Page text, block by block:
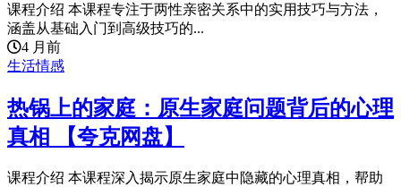
课程介绍 本课程专注于两性亲密关系中的实用技巧与方法，
涵盖从基础入门到高级技巧的...
4 月前
生活情感
热锅上的家庭：原生家庭问题背后的心理
真相 【夸克网盘】
课程介绍 本课程深入揭示原生家庭中隐藏的心理真相，帮助